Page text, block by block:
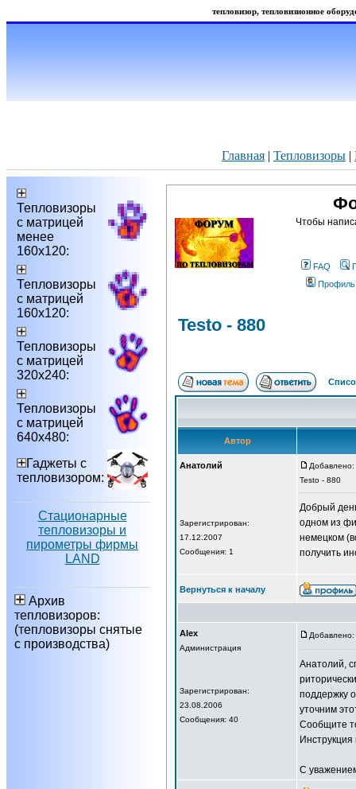
тепловизор, тепловизионное
Главная | Тепловизоры |
Тепловизоры
с матрицей
менее
160х120:
Тепловизоры
с матрицей
160х120:
Тепловизоры
с матрицей
320х240:
Тепловизоры
с матрицей
640х480:
Гаджеты с
тепловизором:
Стационарные
тепловизоры и
пирометры фирмы
LAND
Архив
тепловизоров:
(тепловизоры снятые
с производства)
Чтобы
FAQ
Профиль
Testo - 880
Автор
Анатолий
Зарегистрирован:
17.12.2007
Сообщения: 1
Testo - 880
Добрый
одном из
немецком
получить
Вернуться к началу
Alex
Администрация
Зарегистрирован:
23.08.2006
Сообщения: 40
Анатолий,
поддержку
уточним
Сообщите
Инструкция
С